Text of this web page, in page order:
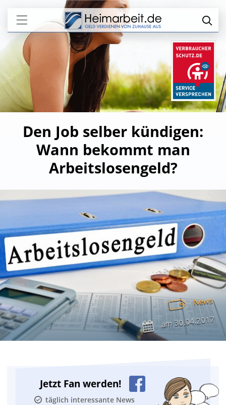
Den Job selber kündigen:
Wann bekommt man
Arbeitslosengeld?
News
am30.04.2017
Jetzt Fan werden!
täglich interessante News